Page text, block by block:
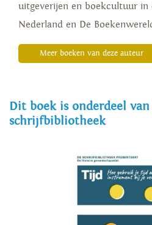
uitgeverijen en boekcultuur in
Nederland en De
Meer boeken van deze auteur
Dit boek is onderdeel van
schrijfbibliotheek